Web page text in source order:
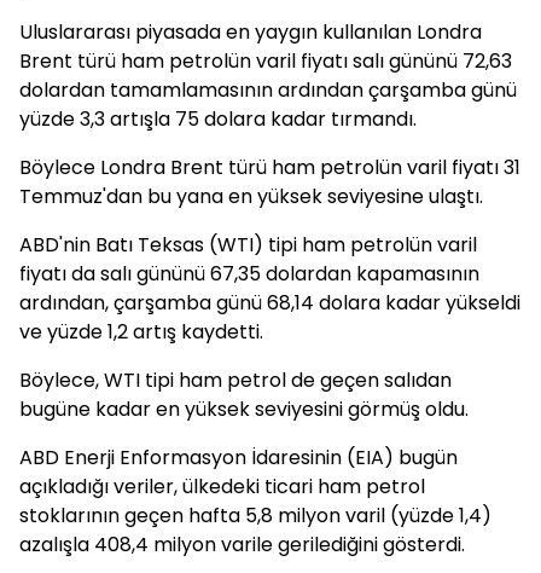
Uluslararası piyasada en yaygın kullanılan Londra
Brent türü ham petrolün varil fiyatı salı gününü 72,63
dolardan tamamlamasının ardından çarşamba günü
yüzde 3,3 artışla 75 dolara kadar tırmandı.
Böylece Londra Brent türü ham petrolün varil fiyatı 31
Temmuz'dan bu yana en yüksek seviyesine ulaştı.
ABD'nin Batı Teksas (WTI) tipi ham petrolün varil
fiyatı da salı gününü 67,35 dolardan kapamasının
ardından, çarşamba günü 68,14 dolara kadar yükseldi
ve yüzde 1,2 artış kaydetti.
Böylece, WTI tipi ham petrol de geçen salıdan
bugüne kadar en yüksek seviyesini görmüş oldu.
ABD Enerji Enformasyon İdaresinin (EIA) bugün
açıkladığı veriler, ülkedeki ticari ham petrol
stoklarının geçen hafta 5,8 milyon varil (yüzde 1,4)
azalışla 408,4 milyon varile gerilediğini gösterdi.